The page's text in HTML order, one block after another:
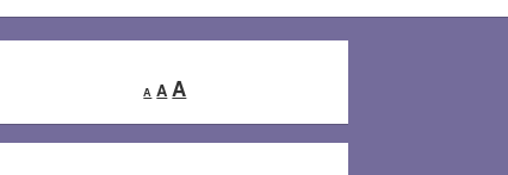
A
Decrease
font
A Reset
AIncrease
font